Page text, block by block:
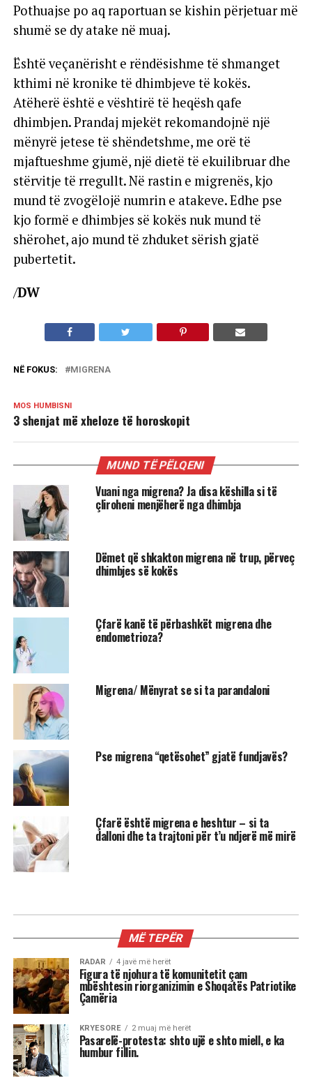
Pothuajse po aq raportuan se kishin përjetuar më
shumë se dy atake në muaj.
Është veçanërisht e rëndësishme të shmanget
kthimi në kronike të dhimbjeve të kokës.
Atëherë është e vështirë të heqësh qafe
dhimbjen. Prandaj mjekët rekomandojnë një
mënyrë jetese të shëndetshme, me orë të
mjaftueshme gjumë, një dietë të ekuilibruar dhe
stërvitje të rregullt. Në rastin e migrenës, kjo
mund të zvogëlojë numrin e atakeve. Edhe pse
kjo formë e dhimbjes së kokës nuk mund të
shërohet, ajo mund të zhduket sërish gjatë
pubertetit.
/DW
NË FOKUS: MIGRENA
MOS HUMBISNI
3 shenjat më xheloze të horoskopit
MUND TË PËLQENI
Vuani nga migrena? Ja disa këshilla si të
çliroheni menjëherë nga dhimbja
Dëmet që shkakton migrena në trup, përveç
dhimbjes së kokës
Çfarë kanë të përbashkët migrena dhe
endometrioza?
Migrena/ Mënyrat se si ta parandaloni
Pse migrena “qetësohet” gjatë fundjavës?
Çfarë është migrena e heshtur – si ta
dalloni dhe ta trajtoni për t’u ndjerë më mirë
MË TEPËR
RADAR 4 javë më herët
Figura të njohura të komunitetit çam
mbështesin riorganizimin e Shoqatës Patriotike
Çamëria
KRYESORE 2 muaj më herët
Pasarelë-protesta: shto ujë e shto miell, e ka
humbur fillin.